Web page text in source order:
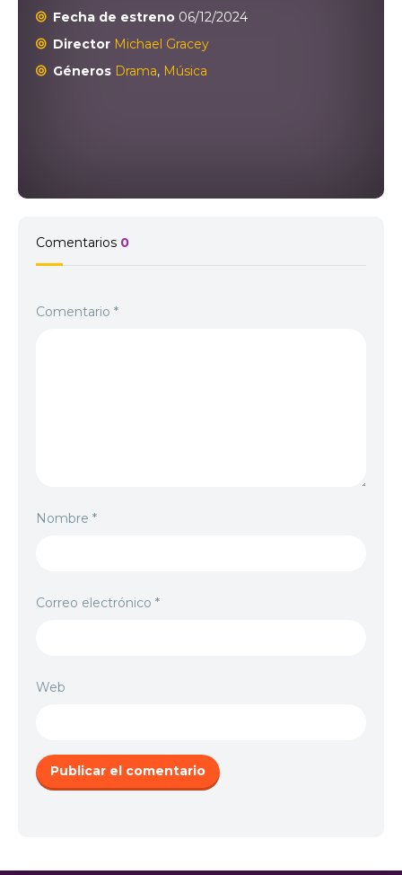
Fecha de estreno 06/12/2024
Director Michael Gracey
Géneros Drama, Música
Comentarios 0
Comentario *
Nombre *
Correo electrónico *
Web